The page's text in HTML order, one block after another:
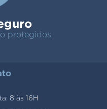
protegidos
8 às 16H